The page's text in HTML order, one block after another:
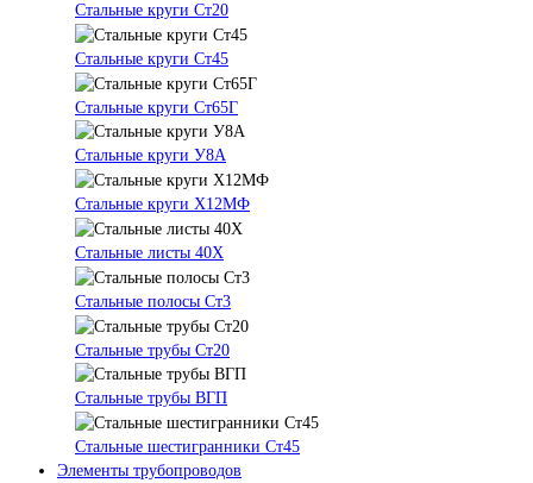
Стальные круги Ст20
Стальные круги Ст45
Стальные круги Ст65Г
Стальные круги У8А
Стальные круги Х12МФ
Стальные листы 40Х
Стальные полосы Ст3
Стальные трубы Ст20
Стальные трубы ВГП
Стальные шестигранники Ст45
Элементы трубопроводов